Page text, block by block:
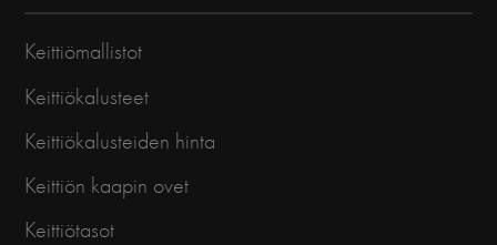
Keittiömallistot
Keittiökalusteet
Keittiökalusteiden hinta
Keittiön kaapin ovet
Keittiötasot